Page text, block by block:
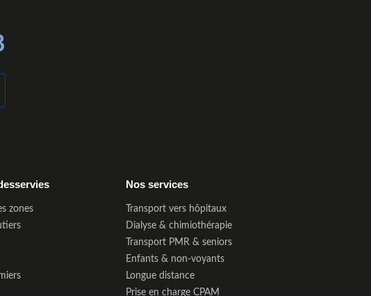
zones
Nos services
Transport vers hôpitaux
Dialyse & chimiothérapie
Transport PMR & seniors
Enfants & non-voyants
Longue distance
Prise en charge CPAM